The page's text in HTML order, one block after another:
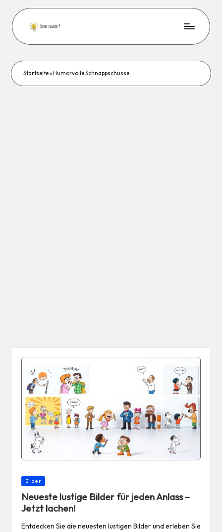
Startseite» Humorvolle Schnappschüsse
Posted
Bilder
Neueste lustige Bilder für jeden Anlass –
Jetzt lachen!
Entdecken Sie die neuesten lustigen Bilder und erleben Sie